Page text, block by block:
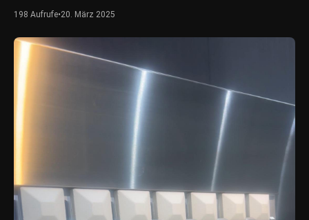
198 Aufrufe•20. März 2025